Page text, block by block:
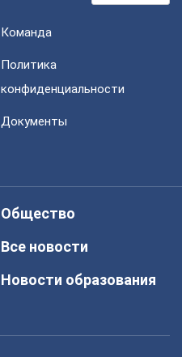
Команда
Политика
конфиденциальности
Документы
Общество
Все новости
Новости образования